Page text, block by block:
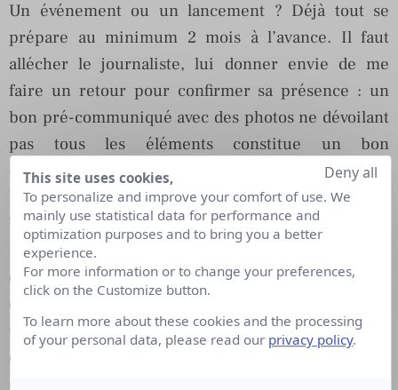
Un événement ou un lancement ? Déjà tout se
prépare au minimum 2 mois à l’avance. Il faut
allécher le journaliste, lui donner envie de me
faire un retour pour confirmer sa présence : un
bon pré-communiqué avec des photos ne dévoilant
pas tous les éléments constitue un bon
« appetizer ».
Il n’y pas une véritable « recette » pour créer un
buzz, tout dépend du produit en tout état de cause.
En tant que RPresse on doit trouver l’idée qui fera
que notre produit se démarquera de sa
concurrence par une spécificité, une utilisation,
une innovation pour que le journaliste lisant notre
communiqué se dise « en effet, cela peut être
This site uses cookies,
To personalize and improve your comfort of use. We
mainly use statistical data for performance and
optimization purposes and to bring you a better
experience.
For more information or to change your preferences,
click on the Customize button.
To learn more about these cookies and the processing
of your personal data, please read our privacy policy.
Deny all